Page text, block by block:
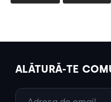
ALĂTURĂ-TE